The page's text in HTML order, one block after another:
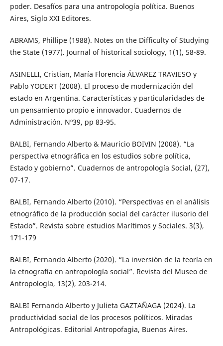
poder. Desafíos para una antropología política. Buenos
Aires, Siglo XXI Editores.
ABRAMS, Phillipe (1988). Notes on the Difficulty of Studying
the State (1977). Journal of historical sociology, 1(1), 58-89.
ASINELLI, Cristian, María Florencia ÁLVAREZ TRAVIESO y
Pablo YODERT (2008). El proceso de modernización del
estado en Argentina. Características y particularidades de
un pensamiento propio e innovador. Cuadernos de
Administración. Nº39, pp 83-95.
BALBI, Fernando Alberto & Mauricio BOIVIN (2008). “La
perspectiva etnográfica en los estudios sobre política,
Estado y gobierno”. Cuadernos de antropología Social, (27),
07-17.
BALBI, Fernando Alberto (2010). “Perspectivas en el análisis
etnográfico de la producción social del carácter ilusorio del
Estado”. Revista sobre estudios Marítimos y Sociales. 3(3),
171-179
BALBI, Fernando Alberto (2020). “La inversión de la teoría en
la etnografía en antropología social”. Revista del Museo de
Antropología, 13(2), 203-214.
BALBI Fernando Alberto y Julieta GAZTAÑAGA (2024). La
productividad social de los procesos políticos. Miradas
Antropológicas. Editorial Antropofagia, Buenos Aires.